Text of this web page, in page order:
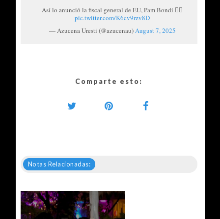
Así lo anunció la fiscal general de EU, Pam Bondi 👇🏼
pic.twitter.com/K6cv9rzv8D
— Azucena Uresti (@azucenau)August 7, 2025
Comparte esto:
Notas Relacionadas: